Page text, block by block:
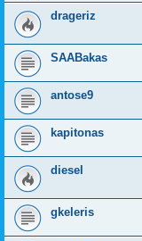
drageriz
SAABakas
antose9
kapitonas
diesel
gkeleris